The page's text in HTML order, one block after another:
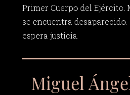
Primer Cuerpo del Ejército.
se encuentra desaparecido.
espera justicia.
Miguel